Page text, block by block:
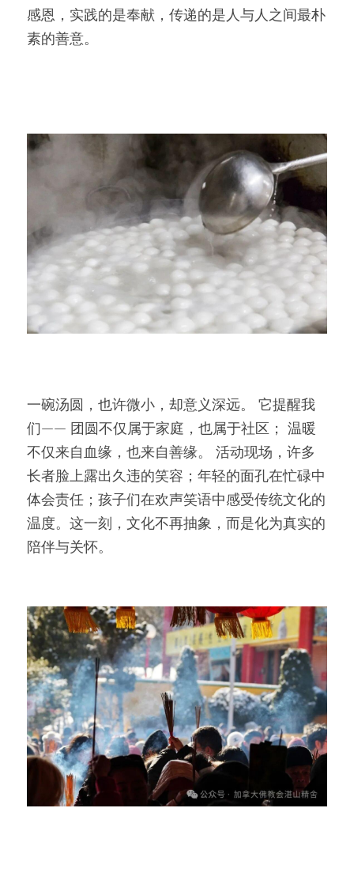
感恩，实践的是奉献，传递的是人与人之间最朴
素的善意。
一碗汤圆，也许微小，却意义深远。 它提醒我
们—— 团圆不仅属于家庭，也属于社区； 温暖
不仅来自血缘，也来自善缘。 活动现场，许多
长者脸上露出久违的笑容；年轻的面孔在忙碌中
体会责任；孩子们在欢声笑语中感受传统文化的
温度。这一刻，文化不再抽象，而是化为真实的
陪伴与关怀。